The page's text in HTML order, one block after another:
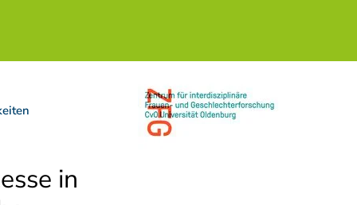
in